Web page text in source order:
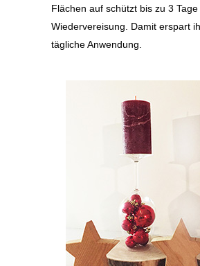
Flächen auf schützt bis zu 3
Wiedervereisung. Damit erspart
tägliche Anwendung.